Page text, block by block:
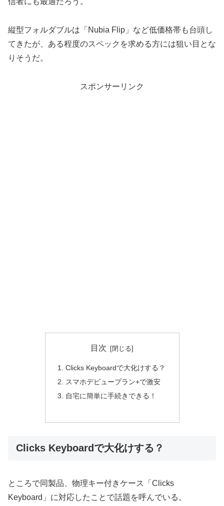
縦型フォルダブルは「Nubia Flip」など低価格帯も台頭し
てきたが、ある程度のスペックを求める方には狙い目とな
りそうだ。
スポンサーリンク
目次
Clicks Keyboardで大化けする？
スマホデビュープラン+で激安
自宅に簡単に手続きできる！
Clicks Keyboardで大化けする？
ところで同製品、物理キー付きケース「Clicks
Keyboard」に対応したことで話題を呼んでいる。